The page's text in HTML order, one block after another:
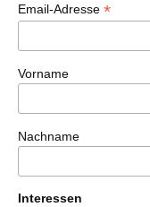
Email-Adresse *
Vorname
Nachname
Interessen